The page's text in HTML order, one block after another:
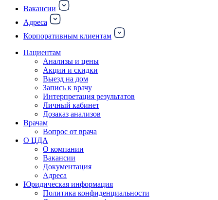
Вакансии
Адреса
Корпоративным клиентам
Пациентам
Анализы и цены
Акции и скидки
Выезд на дом
Запись к врачу
Интерпретация результатов
Личный кабинет
Дозаказ анализов
Врачам
Вопрос от врача
О ЦДА
О компании
Вакансии
Документация
Адреса
Юридическая информация
Политика конфиденциальности